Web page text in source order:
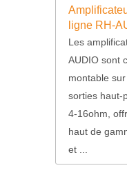
ligne RH-
Les
AUDIO sont
montable
sorties haut-
4-16ohm,
haut de
et ...